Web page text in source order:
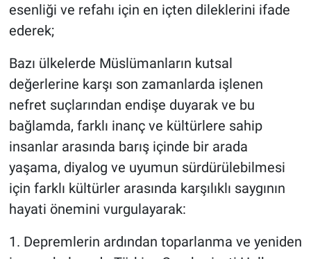
esenliği ve refahı için en içten dileklerini ifade
ederek;
Bazı ülkelerde Müslümanların kutsal
değerlerine karşı son zamanlarda işlenen
nefret suçlarından endişe duyarak ve bu
bağlamda, farklı inanç ve kültürlere sahip
insanlar arasında barış içinde bir arada
yaşama, diyalog ve uyumun sürdürülebilmesi
için farklı kültürler arasında karşılıklı saygının
hayati önemini vurgulayarak:
1. Depremlerin ardından toparlanma ve yeniden